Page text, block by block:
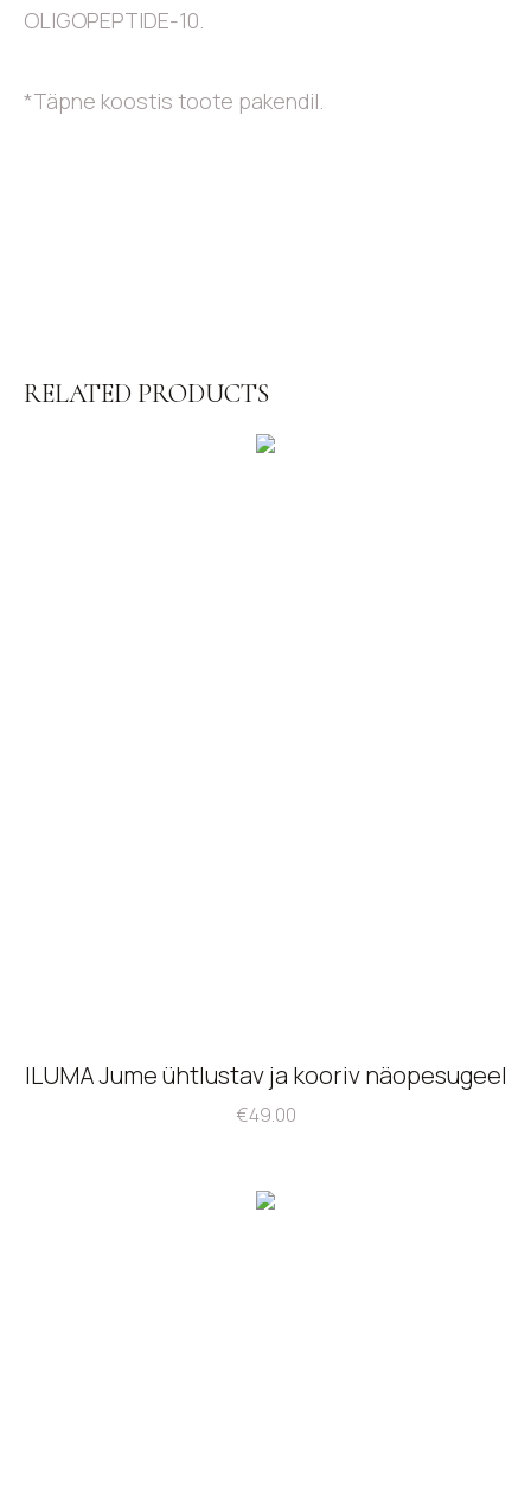
OLIGOPEPTIDE-10.
*Täpne koostis toote pakendil.
RELATED PRODUCTS
ILUMA Jume ühtlustav ja kooriv näopesugeel
€49.00